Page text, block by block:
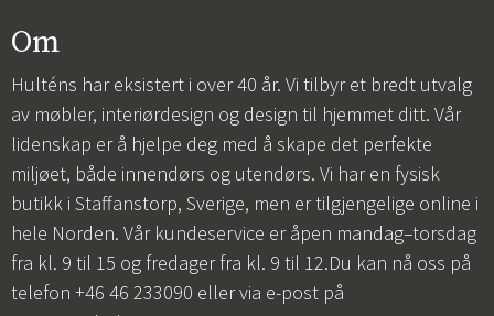
Om
Hulténs har eksistert i over 40 år. Vi tilbyr et bredt utvalg
av møbler, interiørdesign og design til hjemmet ditt. Vår
lidenskap er å hjelpe deg med å skape det perfekte
miljøet, både innendørs og utendørs. Vi har en fysisk
butikk i Staffanstorp, Sverige, men er tilgjengelige online i
hele Norden. Vår kundeservice er åpen mandag–torsdag
fra kl. 9 til 15 og fredager fra kl. 9 til 12.Du kan nå oss på
telefon +46 46 233090 eller via e-post på